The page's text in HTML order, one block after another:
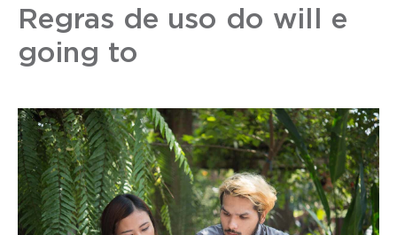
Regras de uso do will e
going to